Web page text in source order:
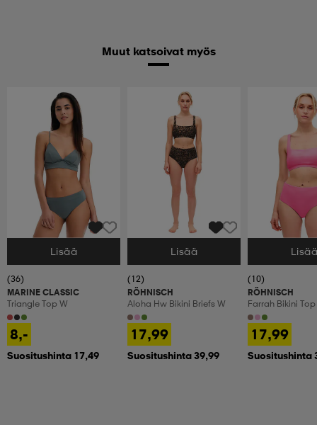
Muut katsoivat myös
Valitse Koko
Lisää
(36)
MARINE CLASSIC
Triangle Top W
8,-
Suositushinta 17,49
Valitse Koko
Lisää
(12)
RÖHNISCH
Aloha Hw Bikini Briefs W
17,99
Suositushinta 39,99
Valitse Koko
(10)
RÖHNISCH
Farrah Bikini
17,99
Suositushinta